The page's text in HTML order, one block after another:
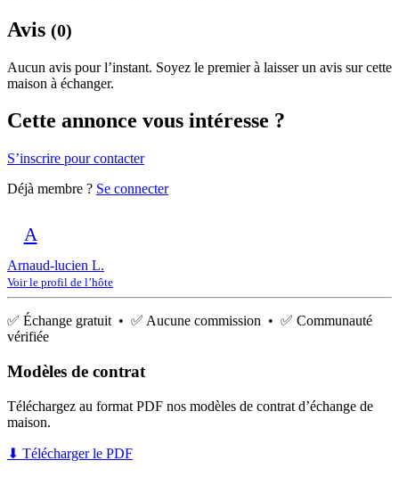
Avis (0)
Aucun avis pour l’instant. Soyez le premier à laisser un avis sur cette
maison à échanger.
Cette annonce vous intéresse ?
S’inscrire pour contacter
Déjà membre ? Se connecter
A
Arnaud-lucien L.
Voir le profil de l’hôte
✅ Échange gratuit • ✅ Aucune commission • ✅ Communauté
vérifiée
Modèles de contrat
Téléchargez au format PDF nos modèles de contrat d’échange de
maison.
⬇ Télécharger le PDF